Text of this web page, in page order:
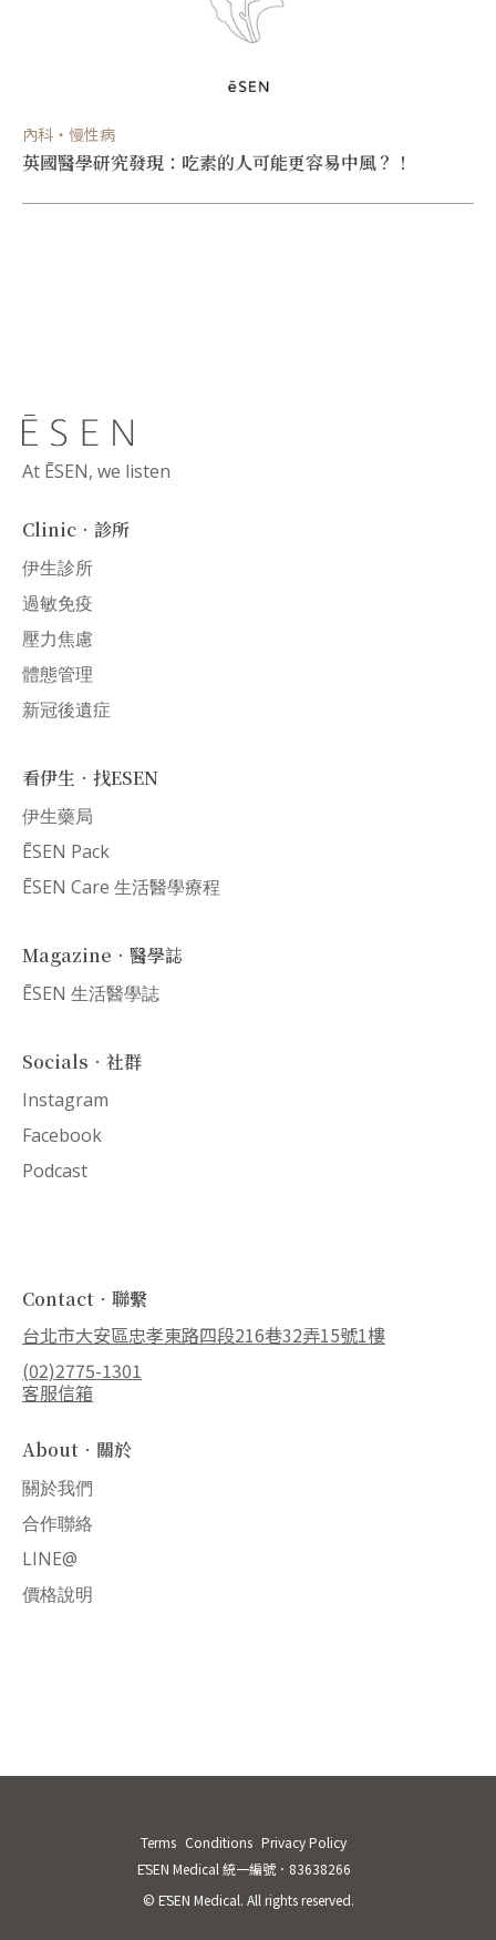
內科・慢性病
英國醫學研究發現：吃素的人可能更容易中風？！
At ĒSEN, we listen
Clinic．診所
伊生診所
過敏免疫
壓力焦慮
體態管理
新冠後遺症
看伊生．找ESEN
伊生藥局
ĒSEN Pack
ĒSEN Care 生活醫學療程
Magazine．醫學誌
ĒSEN 生活醫學誌
Socials．社群
Instagram
Facebook
Podcast
Contact．聯繫
台北市大安區忠孝東路四段216巷32弄15號1樓
(02)2775-1301
客服信箱
About．關於
關於我們
合作聯絡
LINE@
價格說明
Terms Conditions Privacy Policy
ĒSEN Medical 統一編號．83638266
© ĒSEN Medical. All rights reserved.